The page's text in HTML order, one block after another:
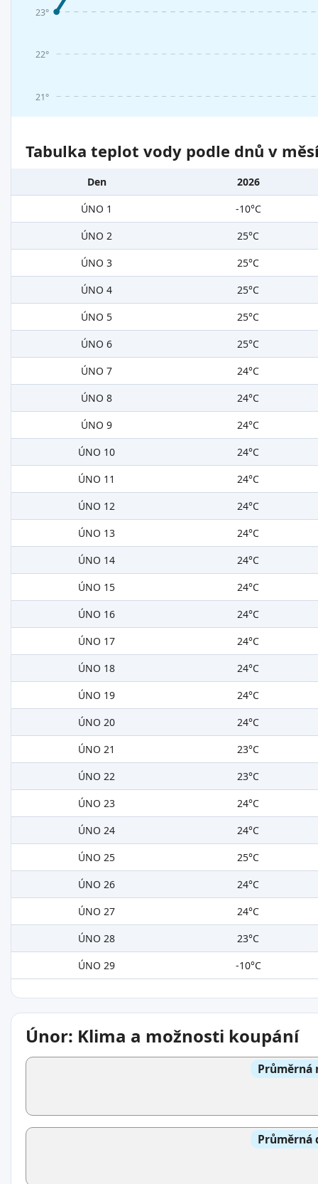
21°
22°
23°
Tabulka teplot vody podle dnů v
Den
2026
ÚNO 1
-10°C
ÚNO 2
25°C
ÚNO 3
25°C
ÚNO 4
25°C
ÚNO 5
25°C
ÚNO 6
25°C
ÚNO 7
24°C
ÚNO 8
24°C
ÚNO 9
24°C
ÚNO 10
24°C
ÚNO 11
24°C
ÚNO 12
24°C
ÚNO 13
24°C
ÚNO 14
24°C
ÚNO 15
24°C
ÚNO 16
24°C
ÚNO 17
24°C
ÚNO 18
24°C
ÚNO 19
24°C
ÚNO 20
24°C
ÚNO 21
23°C
ÚNO 22
23°C
ÚNO 23
24°C
ÚNO 24
24°C
ÚNO 25
25°C
ÚNO 26
24°C
ÚNO 27
24°C
ÚNO 28
23°C
ÚNO 29
-10°C
Únor: Klima a možnosti koupání
Průměrná
Průměrná